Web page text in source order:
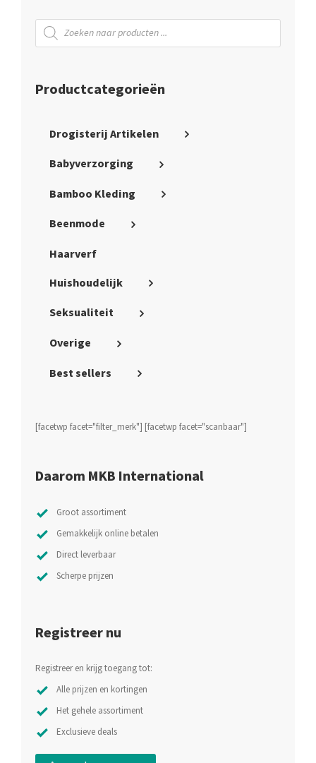
Producten
zoeken
Productcategorieën
Drogisterij Artikelen
Babyverzorging
Bamboo Kleding
Beenmode
Haarverf
Huishoudelijk
Seksualiteit
Overige
Best sellers
[facetwp facet="filter_merk"] [facetwp facet="scanbaar"]
Daarom MKB International
Groot assortiment
Gemakkelijk online betalen
Direct leverbaar
Scherpe prijzen
Registreer nu
Registreer en krijg toegang tot:
Alle prijzen en kortingen
Het gehele assortiment
Exclusieve deals